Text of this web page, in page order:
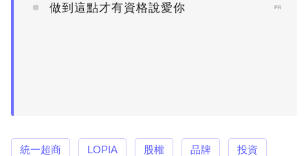
做到這點才有資格說愛你 PR
統一超商 LOPIA 股權 品牌 投資